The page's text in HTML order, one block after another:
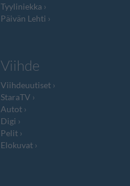
Tyyliniekka
Päivän Lehti
Viihde
Viihdeuutiset
StaraTV
Autot
Digi
Pelit
Elokuvat